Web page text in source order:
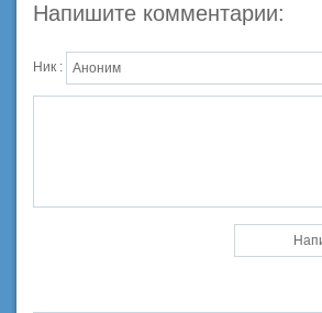
Напишите комментарии:
Ник :